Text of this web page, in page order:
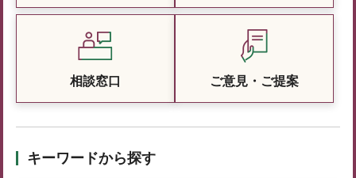
相談窓口 ご意見・ご提案
キーワードから探す